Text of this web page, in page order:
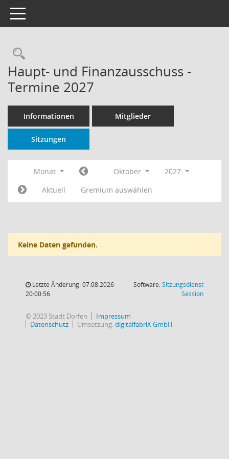
Toggle navigation
Rechercheauswahl
Haupt- und Finanzausschuss -
Termine 2027
Informationen Mitglieder
Sitzungen
Monat Oktober
2027
Aktuell
Gremium auswählen
Keine Daten gefunden.
Letzte Änderung: 07.08.2026
20:00:56
Software:Sitzungsdienst
Session(Wird in
© 2023 Stadt Dorfen
Impressum
Datenschutz
Umsetzung:digitalfabriX GmbH